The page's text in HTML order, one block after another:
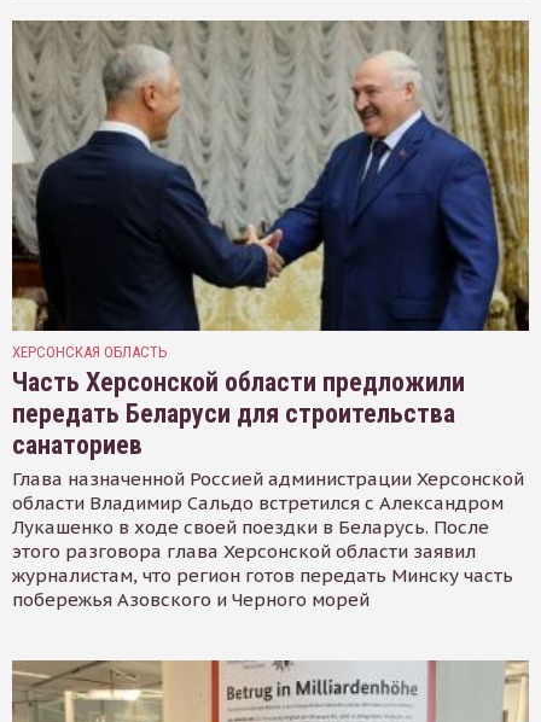
ХЕРСОНСКАЯ ОБЛАСТЬ
Часть Херсонской области предложили
передать Беларуси для строительства
санаториев
Глава назначенной Россией администрации Херсонской
области Владимир Сальдо встретился с Александром
Лукашенко в ходе своей поездки в Беларусь. После
этого разговора глава Херсонской области заявил
журналистам, что регион готов передать Минску часть
побережья Азовского и Черного морей